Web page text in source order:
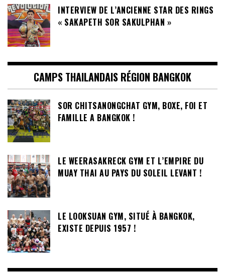
INTERVIEW DE L’ANCIENNE STAR DES RINGS
« SAKAPETH SOR SAKULPHAN »
CAMPS THAILANDAIS RÉGION BANGKOK
SOR CHITSANONGCHAT GYM, BOXE, FOI ET
FAMILLE A BANGKOK !
LE WEERASAKRECK GYM ET L’EMPIRE DU
MUAY THAI AU PAYS DU SOLEIL LEVANT !
LE LOOKSUAN GYM, SITUÉ À BANGKOK,
EXISTE DEPUIS 1957 !